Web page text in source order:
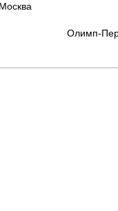
Москва
Олимп-